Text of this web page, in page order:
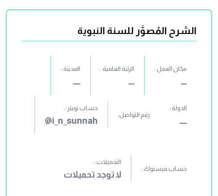
الشرح المُصوَّر للسنة النبوية
مكان العمل :
ــــ
الرتبة العلمية :
ــــ
المدينة :
ـــــ
الدولة :
ـــــ
رقم التواصل:
حساب تويتر :
i_n_sunnah@
حساب فيسبوك :
التحميلات :
لا توجد تحميلات